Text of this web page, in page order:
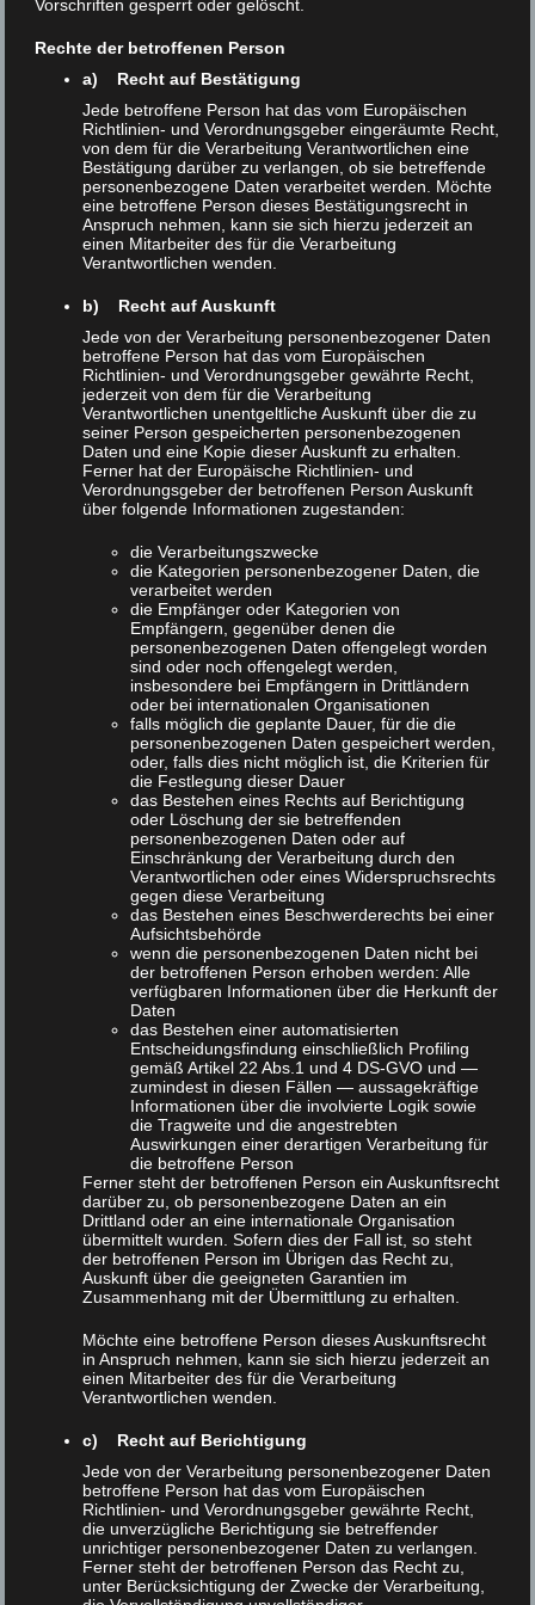
Vorhaben vonProf. Dr. Eva-Maria Neher
Gründerin und Vorsitzende der XLAB
Stiftung.
„Mit dem Begegnungszentrum
Wunsch Wirklichkeit. Wir
schaffen hier einen Ort, an dem
junge Menschen Wissenschaft
nicht nur im Labor erfahren,
sondern auch im Austausch
Forschenden. Bildung,
Begegnung und gemeinsames
Nachdenken gehören für uns
untrennbar zusammen.“
Prof. Dr. Eva-Maria Neher ,
Vorsitzende der XLAB Stiftung
Eröffnungsfeier am 15. April 2026
Zur offiziellen Eröffnung amMittwoch, 15.
April 2026, um 14.30 Uhr
werden
zahlreiche Gäste aus Wissenschaft, Politik
und Stadtgesellschaft erwartet. Grußworte
sprechenFalko Mohrs, Niedersächsischer
Minister für Wissenschaft und Kultur,Prof.
Dr. Axel Schölmerich, Präsident der
Universität Göttingen, sowiePetra
Broistedt, Oberbürgermeisterin der Stadt
Göttingen.
Im Anschluss hältProf. Dr. Eva-Maria
Nehereinen Vortrag unter dem Titel„Vom
XLAB-Experimentallabor zum XLAB-
Begegnungszentrum“
Empfang und ein Rundgang durch das neue
Gebäude vorgesehen.
Veranstaltungsort
Vorschriften gesperrt oder gelöscht.
Rechte der betroffenen Person
a) Recht auf Bestätigung
Jede betroffene Person hat das vom Europäischen
Richtlinien- und Verordnungsgeber eingeräumte Recht,
von dem für die Verarbeitung Verantwortlichen eine
Bestätigung darüber zu verlangen, ob sie betreffende
personenbezogene Daten verarbeitet werden. Möchte
eine betroffene Person dieses Bestätigungsrecht in
Anspruch nehmen, kann sie sich hierzu jederzeit an
einen Mitarbeiter des für die Verarbeitung
Verantwortlichen wenden.
b) Recht auf Auskunft
Jede von der Verarbeitung personenbezogener Daten
betroffene Person hat das vom Europäischen
Richtlinien- und Verordnungsgeber gewährte Recht,
jederzeit von dem für die Verarbeitung
Verantwortlichen unentgeltliche Auskunft über die zu
seiner Person gespeicherten personenbezogenen
Daten und eine Kopie dieser Auskunft zu erhalten.
Ferner hat der Europäische Richtlinien- und
Verordnungsgeber der betroffenen Person Auskunft
über folgende Informationen zugestanden:
die Verarbeitungszwecke
die Kategorien personenbezogener Daten, die
verarbeitet werden
die Empfänger oder Kategorien von
Empfängern, gegenüber denen die
personenbezogenen Daten offengelegt worden
sind oder noch offengelegt werden,
insbesondere bei Empfängern in Drittländern
oder bei internationalen Organisationen
falls möglich die geplante Dauer, für die die
personenbezogenen Daten gespeichert werden,
oder, falls dies nicht möglich ist, die Kriterien für
die Festlegung dieser Dauer
das Bestehen eines Rechts auf Berichtigung
oder Löschung der sie betreffenden
personenbezogenen Daten oder auf
Einschränkung der Verarbeitung durch den
Verantwortlichen oder eines Widerspruchsrechts
gegen diese Verarbeitung
das Bestehen eines Beschwerderechts bei einer
Aufsichtsbehörde
wenn die personenbezogenen Daten nicht bei
der betroffenen Person erhoben werden: Alle
verfügbaren Informationen über die Herkunft der
Daten
das Bestehen einer automatisierten
Entscheidungsfindung einschließlich Profiling
gemäß Artikel 22 Abs.1 und 4 DS-GVO und —
zumindest in diesen Fällen — aussagekräftige
Informationen über die involvierte Logik sowie
die Tragweite und die angestrebten
Auswirkungen einer derartigen Verarbeitung für
die betroffene Person
Ferner steht der betroffenen Person ein Auskunftsrecht
darüber zu, ob personenbezogene Daten an ein
Drittland oder an eine internationale Organisation
übermittelt wurden. Sofern dies der Fall ist, so steht
der betroffenen Person im Übrigen das Recht zu,
Auskunft über die geeigneten Garantien im
Zusammenhang mit der Übermittlung zu erhalten.
Möchte eine betroffene Person dieses Auskunftsrecht
in Anspruch nehmen, kann sie sich hierzu jederzeit an
einen Mitarbeiter des für die Verarbeitung
Verantwortlichen wenden.
c) Recht auf Berichtigung
Jede von der Verarbeitung personenbezogener Daten
betroffene Person hat das vom Europäischen
Richtlinien- und Verordnungsgeber gewährte Recht,
die unverzügliche Berichtigung sie betreffender
unrichtiger personenbezogener Daten zu verlangen.
Ferner steht der betroffenen Person das Recht zu,
unter Berücksichtigung der Zwecke der Verarbeitung,